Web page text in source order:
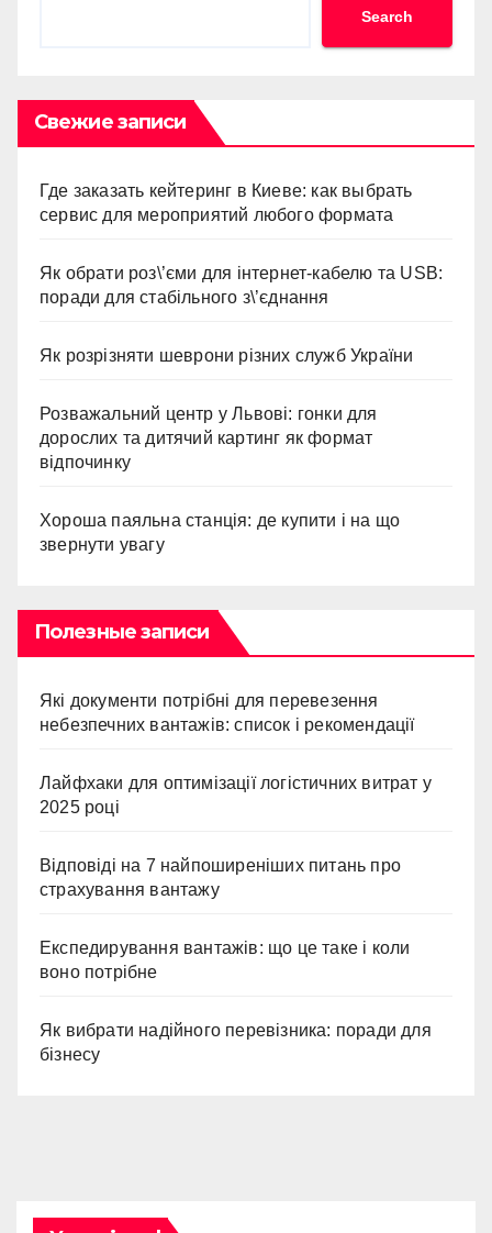
Search
Свежие записи
Где заказать кейтеринг в Киеве: как выбрать
сервис для мероприятий любого формата
Як обрати роз\’єми для інтернет-кабелю та USB:
поради для стабільного з\’єднання
Як розрізняти шеврони різних служб України
Розважальний центр у Львові: гонки для
дорослих та дитячий картинг як формат
відпочинку
Хороша паяльна станція: де купити і на що
звернути увагу
Полезные записи
Які документи потрібні для перевезення
небезпечних вантажів: список і рекомендації
Лайфхаки для оптимізації логістичних витрат у
2025 році
Відповіді на 7 найпоширеніших питань про
страхування вантажу
Експедирування вантажів: що це таке і коли
воно потрібне
Як вибрати надійного перевізника: поради для
бізнесу